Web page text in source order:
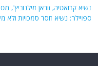
נשיא קרואטיה, זוראן
ספויילר: נשיא חסר סמכויות ולא